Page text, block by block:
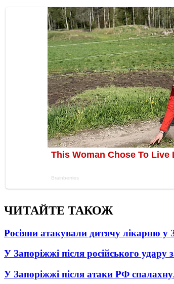
ЧИТАЙТЕ ТАКОЖ
Росіяни атакували дитячу лікарню у
У Запоріжжі після російського удару
У Запоріжжі після атаки РФ